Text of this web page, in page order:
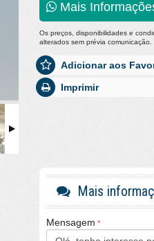
Mais
Os preços, disponibilidades e
alterados sem prévia comunicação.
Adicionar aos
Imprimir
Mais
Mensagem